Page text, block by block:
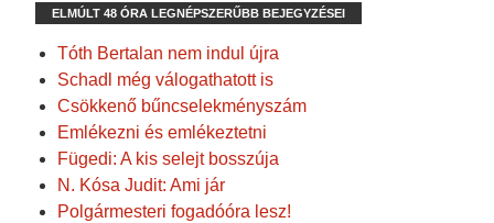
ELMÚLT 48 ÓRA LEGNÉPSZERŰBB BEJEGYZÉSEI
Tóth Bertalan nem indul újra
Schadl még válogathatott is
Csökkenő bűncselekményszám
Emlékezni és emlékeztetni
Fügedi: A kis selejt bosszúja
N. Kósa Judit: Ami jár
Polgármesteri fogadóóra lesz!